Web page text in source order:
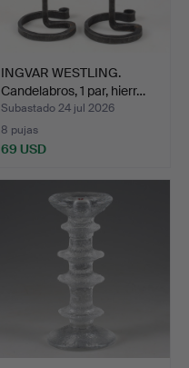
INGVAR WESTLING.
Candelabros, 1 par, hierr…
Subastado 24 jul 2026
8 pujas
69 USD